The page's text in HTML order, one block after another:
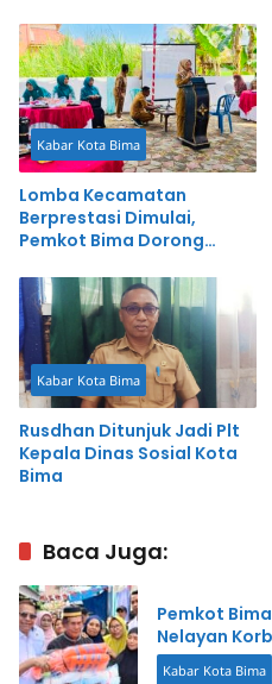
Kabar Kota Bima
Lomba Kecamatan
Berprestasi Dimulai,
Pemkot Bima Dorong
Cepat
Kabar Kota Bima
Rusdhan Ditunjuk Jadi Plt
Kepala Dinas Sosial Kota
Bima
Baca Juga:
Pemkot
Nelayan
Kabar Kota Bima